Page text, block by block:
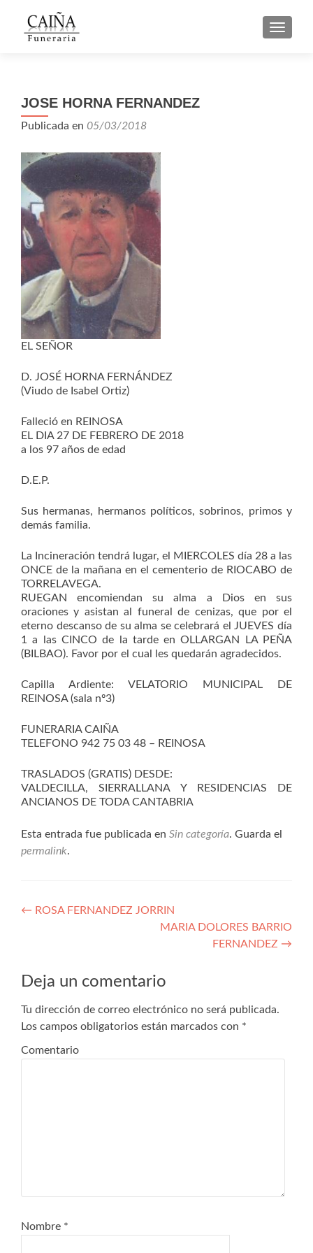
JOSE HORNA FERNANDEZ
Publicada en 05/03/2018
EL SEÑOR
D. JOSÉ HORNA FERNÁNDEZ
(Viudo de Isabel Ortiz)
Falleció en REINOSA
EL DIA 27 DE FEBRERO DE 2018
a los 97 años de edad
D.E.P.
Sus hermanas, hermanos políticos, sobrinos, primos y
demás familia.
La Incineración tendrá lugar, el MIERCOLES día 28 a las
ONCE de la mañana en el cementerio de RIOCABO de
TORRELAVEGA.
RUEGAN encomiendan su alma a Dios en sus
oraciones y asistan al funeral de cenizas, que por el
eterno descanso de su alma se celebrará el JUEVES día
1 a las CINCO de la tarde en OLLARGAN LA PEÑA
(BILBAO). Favor por el cual les quedarán agradecidos.
Capilla Ardiente: VELATORIO MUNICIPAL DE
REINOSA (sala nº3)
FUNERARIA CAIÑA
TELEFONO 942 75 03 48 – REINOSA
TRASLADOS (GRATIS) DESDE:
VALDECILLA, SIERRALLANA Y RESIDENCIAS DE
ANCIANOS DE TODA CANTABRIA
Esta entrada fue publicada en Sin categoría. Guarda el
permalink.
Navegación
← ROSA FERNANDEZ JORRIN
MARIA DOLORES BARRIO
FERNANDEZ →
Deja un comentario
Tu dirección de correo electrónico no será publicada.
Los campos obligatorios están marcados con *
Comentario
Nombre *